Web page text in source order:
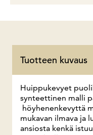
Tuotteen kuvaus
Huippukevyet
synteettinen malli
höyhenenkevyttä
mukavan ilmava ja
ansiosta kenkä